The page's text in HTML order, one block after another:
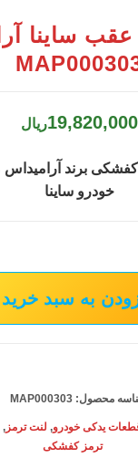
ساینا
19,820,000ریال
برند آرامیداس
خودرو ساینا
به سبد خرید
محصول: MAP000303
یدکی خودرو, لنت ترمز ,
ترمز کفشکی